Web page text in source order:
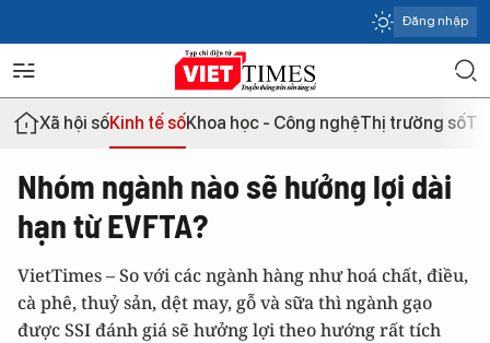
Đăng nhập
Xã hội sốKinh tế sốKhoa học - Công nghệThị trường số
Nhóm ngành nào sẽ hưởng lợi dài
hạn từ EVFTA?
VietTimes – So với các ngành hàng như hoá chất, điều,
cà phê, thuỷ sản, dệt may, gỗ và sữa thì ngành gạo
được SSI đánh giá sẽ hưởng lợi theo hướng rất tích